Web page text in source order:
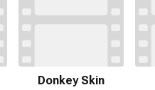
Donkey Skin